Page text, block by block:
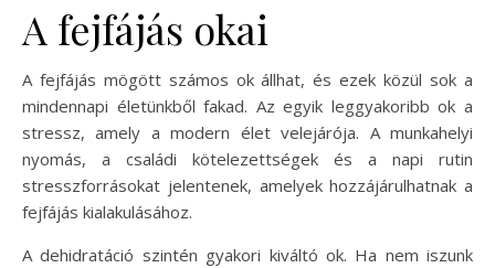
A fejfájás okai
A fejfájás mögött számos ok állhat, és ezek közül sok a
mindennapi életünkből fakad. Az egyik leggyakoribb ok a
stressz, amely a modern élet velejárója. A munkahelyi
nyomás, a családi kötelezettségek és a napi rutin
stresszforrásokat jelentenek, amelyek hozzájárulhatnak a
fejfájás kialakulásához.
A dehidratáció szintén gyakori kiváltó ok. Ha nem iszunk